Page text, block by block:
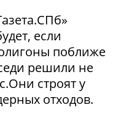
если
поближе
решили не
строят у
отходов.